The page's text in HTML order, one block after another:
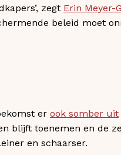
zegt Erin Meyer-
beleid moet
er ook somber uit
blijft toenemen en de
en schaarser.